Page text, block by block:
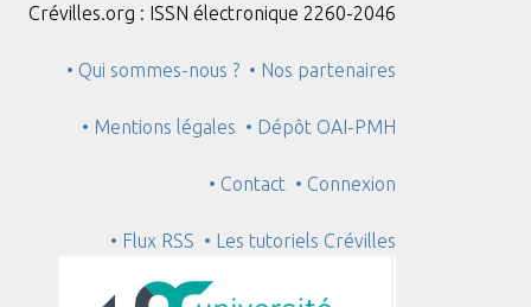
Crévilles.org : ISSN électronique 2260-2046
• Qui sommes-nous ? • Nos partenaires
• Mentions légales • Dépôt OAI-PMH
• Contact • Connexion
• Flux RSS • Les tutoriels Crévilles